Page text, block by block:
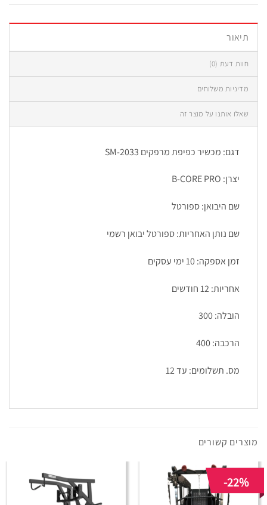
תיאור
חוות דעת (0)
מדיניות משלוחים
שאלו אותנו על מוצר זה
דגם: מכשיר כפיפת מרפקים SM-2033
יצרן: B-CORE PRO
שם היבואן: ספורטל
שם נותן האחריות: ספורטל יבואן רשמי
זמן אספקה: 10 ימי עסקים
אחריות: 12 חודשים
הובלה: 300
הרכבה: 400
מס. תשלומים: עד 12
מוצרים קשורים
-22%